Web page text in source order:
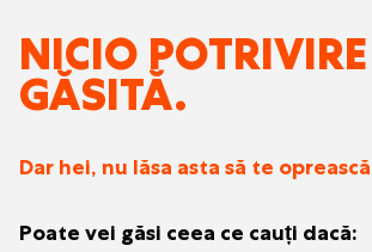
NICIO POTRIVIRE
GĂSITĂ.
Dar hei, nu lăsa asta să te
Poate vei găsi ceea ce cauți dacă: